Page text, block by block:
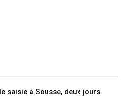
saisie à Sousse, deux jours